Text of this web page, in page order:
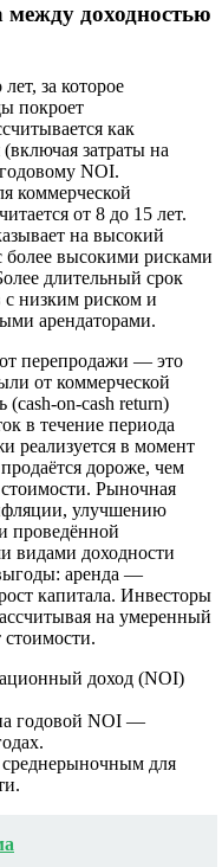
доходностью
за которое
покроет
как
затраты на
NOI.
коммерческой
от 8 до 15 лет.
на высокий
более высокими рисками
длительный срок
с низким риском и
арендаторами.
перепродажи — это
от коммерческой
on-cash return)
в течение периода
реализуется в момент
дороже, чем
Рыночная
улучшению
проведённой
видами доходности
аренда —
капитала. Инвесторы
на умеренный
доход (NOI)
годовой NOI —
для